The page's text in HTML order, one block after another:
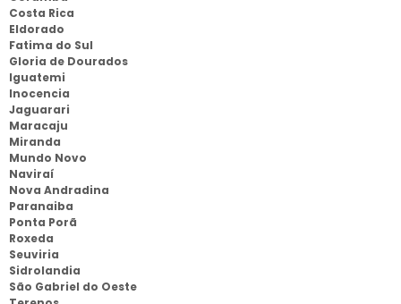
Costa Rica
Eldorado
Fatima do Sul
Gloria de Dourados
Iguatemi
Inocencia
Jaguarari
Maracaju
Miranda
Mundo Novo
Naviraí
Nova Andradina
Paranaiba
Ponta Porã
Roxeda
Seuviria
Sidrolandia
São Gabriel do Oeste